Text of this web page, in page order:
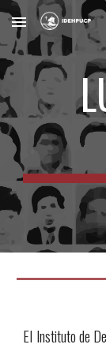
Skip to main
El Instituto de